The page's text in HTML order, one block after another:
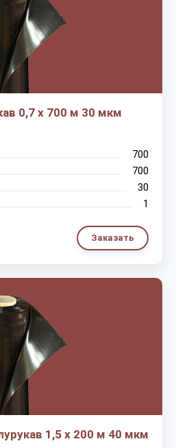
0,7 х 700 м 30 мкм
700
700
30
1
Заказать
1,5 х 200 м 40 мкм